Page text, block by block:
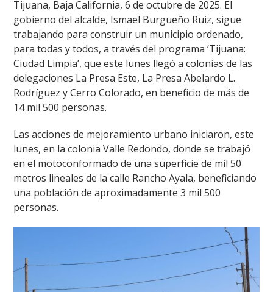
Tijuana, Baja California, 6 de octubre de 2025. El
gobierno del alcalde, Ismael Burgueño Ruiz, sigue
trabajando para construir un municipio ordenado,
para todas y todos, a través del programa ‘Tijuana:
Ciudad Limpia’, que este lunes llegó a colonias de las
delegaciones La Presa Este, La Presa Abelardo L.
Rodríguez y Cerro Colorado, en beneficio de más de
14 mil 500 personas.
Las acciones de mejoramiento urbano iniciaron, este
lunes, en la colonia Valle Redondo, donde se trabajó
en el motoconformado de una superficie de mil 50
metros lineales de la calle Rancho Ayala, beneficiando
una población de aproximadamente 3 mil 500
personas.